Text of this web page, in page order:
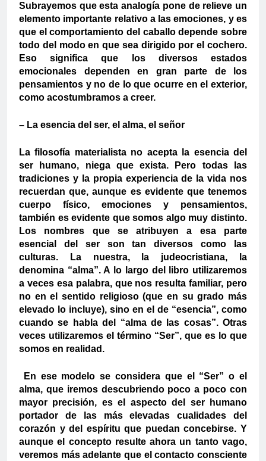
Subrayemos que esta analogía pone de relieve un
elemento importante relativo a las emociones, y es
que el comportamiento del caballo depende sobre
todo del modo en que sea dirigido por el cochero.
Eso significa que los diversos estados
emocionales dependen en gran parte de los
pensamientos y no de lo que ocurre en el exterior,
como acostumbramos a creer.
– La esencia del ser, el alma, el señor
La filosofía materialista no acepta la esencia del
ser humano, niega que exista. Pero todas las
tradiciones y la propia experiencia de la vida nos
recuerdan que, aunque es evidente que tenemos
cuerpo físico, emociones y pensamientos,
también es evidente que somos algo muy distinto.
Los nombres que se atribuyen a esa parte
esencial del ser son tan diversos como las
culturas. La nuestra, la judeocristiana, la
denomina “alma”. A lo largo del libro utilizaremos
a veces esa palabra, que nos resulta familiar, pero
no en el sentido religioso (que en su grado más
elevado lo incluye), sino en el de “esencia”, como
cuando se habla del “alma de las cosas”. Otras
veces utilizaremos el término “Ser”, que es lo que
somos en realidad.
En ese modelo se considera que el “Ser” o el
alma, que iremos descubriendo poco a poco con
mayor precisión, es el aspecto del ser humano
portador de las más elevadas cualidades del
corazón y del espíritu que puedan concebirse. Y
aunque el concepto resulte ahora un tanto vago,
veremos más adelante que el contacto consciente